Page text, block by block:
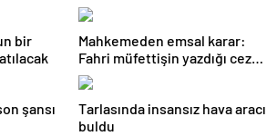
bir
Mahkemeden emsal karar:
Fahri müfettişin yazdığı ceza
iptal edildi
şansı
Tarlasında insansız hava aracı
buldu